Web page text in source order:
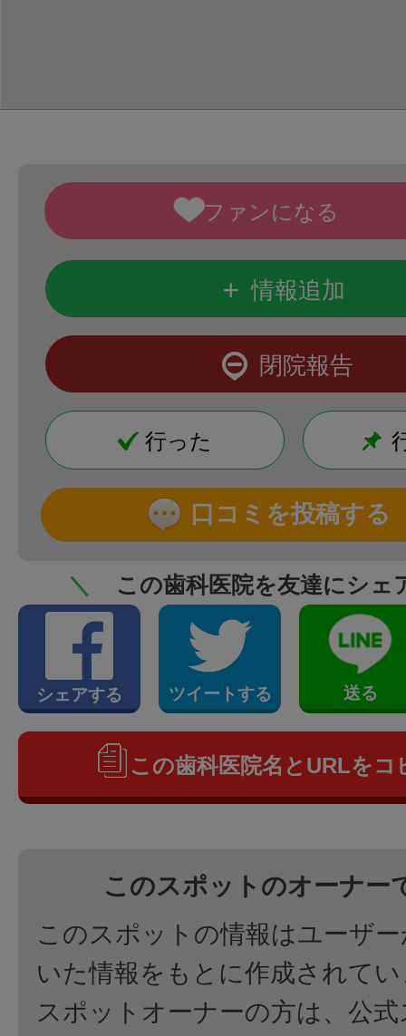
+ 情報追加
閉院報告
行った
口コミを投稿する
＼ この歯科医院を友達にシェ
シェアする ツイートする 送る
この歯科医院名とURLをコ
このスポットのオーナー
このスポットの情報はユーザ
いた情報をもとに作成されて
スポットオーナーの方は、公